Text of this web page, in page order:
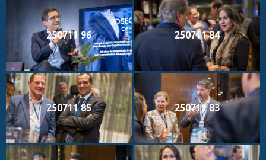
250711 96 250711 84
250711 85 250711 83